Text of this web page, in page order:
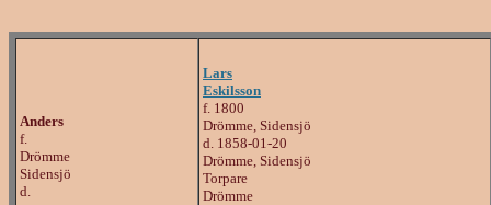
Anders
f.
Drömme
Sidensjö
d.
Lars
Eskilsson
f. 1800
Drömme, Sidensjö
d. 1858-01-20
Drömme, Sidensjö
Torpare
Drömme